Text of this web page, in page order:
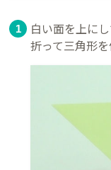
白い面を上に
折って三角形を